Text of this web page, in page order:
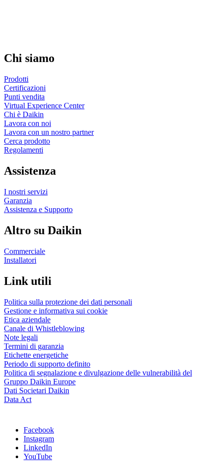
Chi siamo
Prodotti
Certificazioni
Punti vendita
Virtual Experience Center
Chi è Daikin
Lavora con noi
Lavora con un nostro partner
Cerca prodotto
Regolamenti
Assistenza
I nostri servizi
Garanzia
Assistenza e Supporto
Altro su Daikin
Commerciale
Installatori
Link utili
Politica sulla protezione dei dati personali
Gestione e informativa sui cookie
Etica aziendale
Canale di Whistleblowing
Note legali
Termini di garanzia
Etichette energetiche
Periodo di supporto definito
Politica di segnalazione e divulgazione delle vulnerabilità del
Gruppo Daikin Europe
Dati Societari Daikin
Data Act
Facebook
Instagram
LinkedIn
YouTube